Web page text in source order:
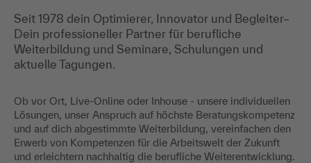
Seit 1978 dein Optimierer, Innovator und Begleiter–
Dein professioneller Partner für berufliche
Weiterbildung und Seminare, Schulungen und
aktuelle Tagungen.
Ob vor Ort, Live-Online oder Inhouse - unsere individuellen
Lösungen, unser Anspruch auf höchste Beratungskompetenz
und auf dich abgestimmte Weiterbildung, vereinfachen den
Erwerb von Kompetenzen für die Arbeitswelt der Zukunft
und erleichtern nachhaltig die berufliche Weiterentwicklung.